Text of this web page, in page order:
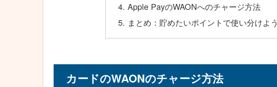
Apple PayのWAONへのチャージ方法
まとめ：貯めたいポイントで使い分けよう
カードのWAONのチャージ方法